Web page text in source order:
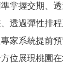
掌握交期、
透過彈性排
家系統提前
位展現桃園